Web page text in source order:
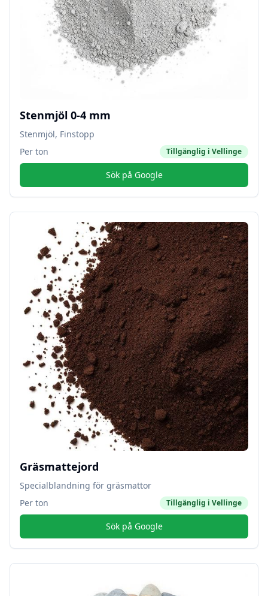
Stenmjöl 0-4 mm
Stenmjöl, Finstopp
Per ton
Tillgänglig i Vellinge
Sök på Google
Gräsmattejord
Specialblandning för gräsmattor
Per ton
Tillgänglig i Vellinge
Sök på Google